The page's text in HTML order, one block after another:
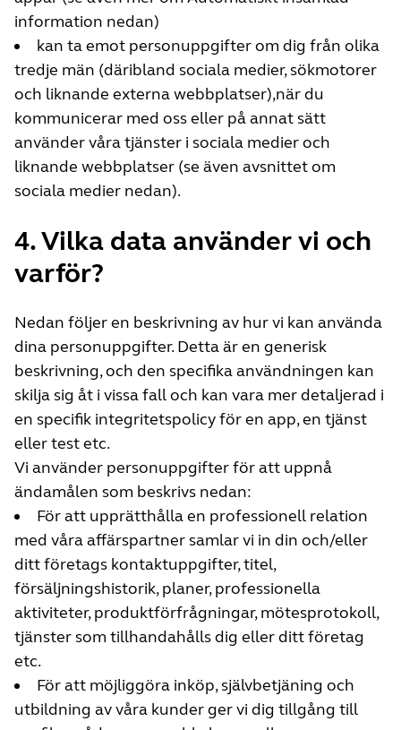
information nedan)
kan ta emot personuppgifter om dig från olika
tredje män (däribland sociala medier, sökmotorer
och liknande externa webbplatser),när du
kommunicerar med oss eller på annat sätt
använder våra tjänster i sociala medier och
liknande webbplatser (se även avsnittet om
sociala medier nedan).
4. Vilka data använder vi och
varför?
Nedan följer en beskrivning av hur vi kan använda
dina personuppgifter. Detta är en generisk
beskrivning, och den specifika användningen kan
skilja sig åt i vissa fall och kan vara mer detaljerad i
en specifik integritetspolicy för en app, en tjänst
eller test etc.
Vi använder personuppgifter för att uppnå
ändamålen som beskrivs nedan:
För att upprätthålla en professionell relation
med våra affärspartner samlar vi in din och/eller
ditt företags kontaktuppgifter, titel,
försäljningshistorik, planer, professionella
aktiviteter, produktförfrågningar, mötesprotokoll,
tjänster som tillhandahålls dig eller ditt företag
etc.
För att möjliggöra inköp, självbetjäning och
utbildning av våra kunder ger vi dig tillgång till